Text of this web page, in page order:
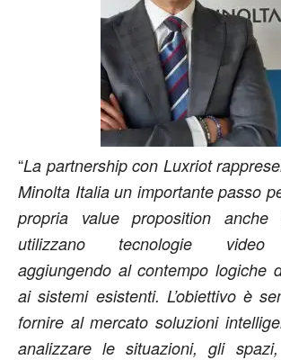
“La partnership con Luxriot
Minolta Italia un importante passo
propria value proposition
utilizzano tecnologie video
aggiungendo al contempo logiche
ai sistemi esistenti. L’obiettivo è
fornire al mercato soluzioni
analizzare le situazioni, gli